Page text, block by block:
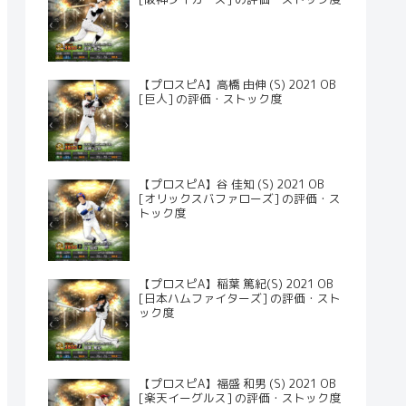
【プロスピA】高橋 由伸 (S) 2021 OB
[巨人] の評価・ストック度
【プロスピA】谷 佳知 (S) 2021 OB
[オリックスバファローズ] の評価・ス
トック度
【プロスピA】稲葉 篤紀(S) 2021 OB
[日本ハムファイターズ] の評価・スト
ック度
【プロスピA】福盛 和男 (S) 2021 OB
[楽天イーグルス] の評価・ストック度